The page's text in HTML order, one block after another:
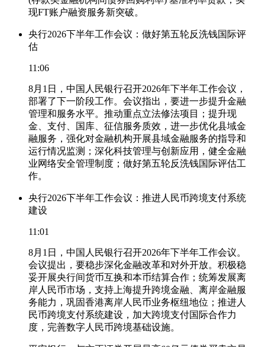
现FT账户融资服务新突破。
央行2026下半年工作会议：做好第五轮反洗钱国际评
估
11:06
8月1日，中国人民银行召开2026年下半年工作会议，
部署了下一阶段工作。会议指出，要进一步提升金融
管理和服务水平。推动重点立法修法项目；提升现
金、支付、国库、征信服务质效，进一步优化县域金
融服务，强化对金融机构开展县域金融服务的指导和
运行情况监测；深化科技管理与创新应用，健全金融
业网络安全管理制度；做好第五轮反洗钱国际评估工
作。
央行2026下半年工作会议：推进人民币跨境支付系统
建设
11:01
8月1日，中国人民银行召开2026年下半年工作会议。
会议提出，要稳步深化金融改革和对外开放。积极稳
妥开展央行间货币互换和本币结算合作；统筹发展离
岸人民币市场，支持上海提升跨境金融、离岸金融服
务能力，巩固香港离岸人民币业务枢纽地位；推进人
民币跨境支付系统建设，加大跨境支付国际合作力
度，完善数字人民币跨境基础设施。